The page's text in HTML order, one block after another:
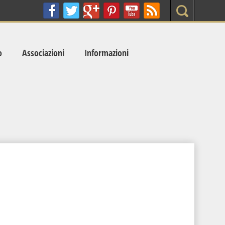
Search
Associazioni Informazioni